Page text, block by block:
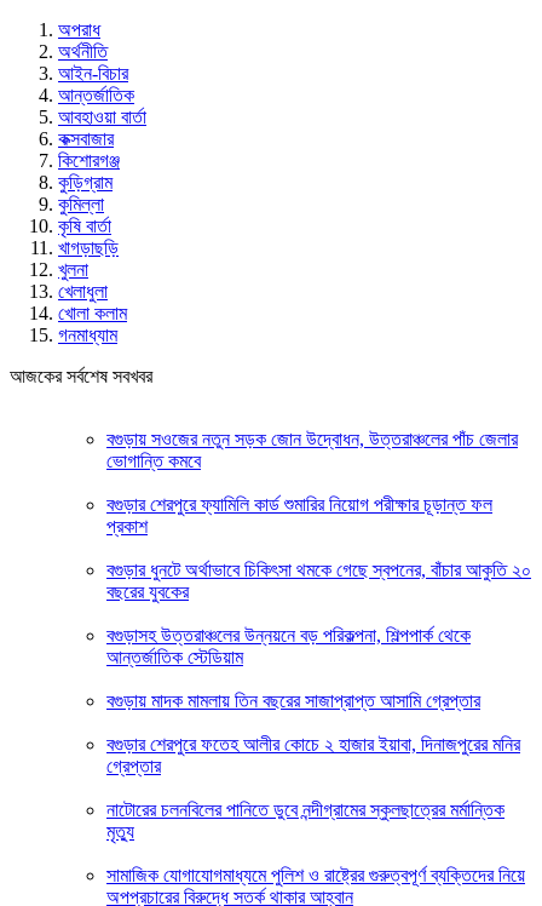
অপরাধ
অর্থনীতি
আইন-বিচার
আন্তর্জাতিক
আবহাওয়া বার্তা
কক্সবাজার
কিশোরগঞ্জ
কুড়িগ্রাম
কুমিল্লা
কৃষি বার্তা
খাগড়াছড়ি
খুলনা
খেলাধুলা
খোলা কলাম
গনমাধ্যাম
আজকের সর্বশেষ সবখবর
বগুড়ায় সওজের নতুন সড়ক জোন উদ্বোধন, উত্তরাঞ্চলের পাঁচ জেলার
ভোগান্তি কমবে
বগুড়ার শেরপুরে ফ্যামিলি কার্ড শুমারির নিয়োগ পরীক্ষার চূড়ান্ত ফল
প্রকাশ
বগুড়ার ধুনটে অর্থাভাবে চিকিৎসা থমকে গেছে স্বপনের, বাঁচার আকুতি ২০
বছরের যুবকের
বগুড়াসহ উত্তরাঞ্চলের উন্নয়নে বড় পরিকল্পনা, শিল্পপার্ক থেকে
আন্তর্জাতিক স্টেডিয়াম
বগুড়ায় মাদক মামলায় তিন বছরের সাজাপ্রাপ্ত আসামি গ্রেপ্তার
বগুড়ার শেরপুরে ফতেহ আলীর কোচে ২ হাজার ইয়াবা, দিনাজপুরের মনির
গ্রেপ্তার
নাটোরের চলনবিলের পানিতে ডুবে নন্দীগ্রামের স্কুলছাত্রের মর্মান্তিক
মৃত্যু
সামাজিক যোগাযোগমাধ্যমে পুলিশ ও রাষ্ট্রের গুরুত্বপূর্ণ ব্যক্তিদের নিয়ে
অপপ্রচারের বিরুদ্ধে সতর্ক থাকার আহ্বান